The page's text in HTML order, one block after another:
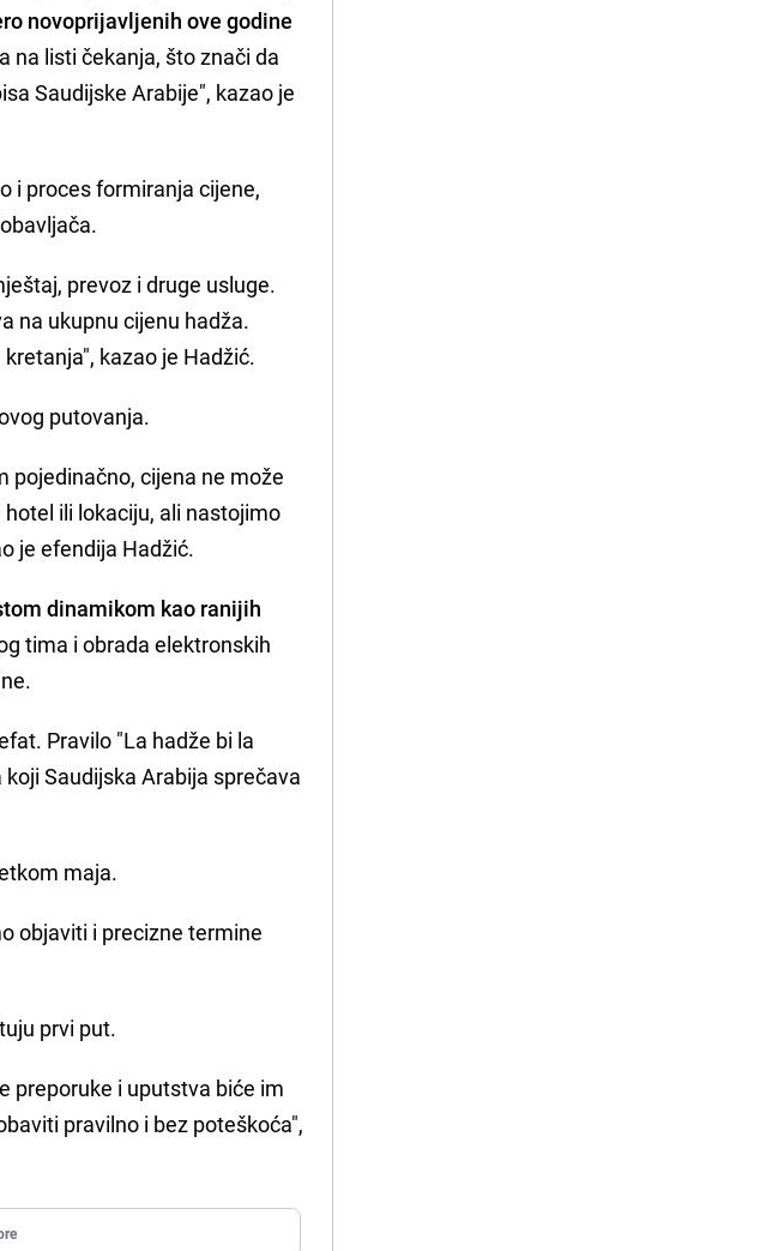
novoprijavljenih ove godine
na listi čekanja, što znači da
Saudijske Arabije", kazao je
i proces formiranja cijene,
prevoz i druge usluge.
na ukupnu cijenu hadža.
kazao je Hadžić.
putovanja.
pojedinačno, cijena ne može
ili lokaciju, ali nastojimo
je efendija Hadžić.
dinamikom kao ranijih
tima i obrada elektronskih
Pravilo "La hadže bi la
Saudijska Arabija sprečava
maja.
objaviti i precizne termine
prvi put.
preporuke i uputstva biće im
pravilno i bez poteškoća",